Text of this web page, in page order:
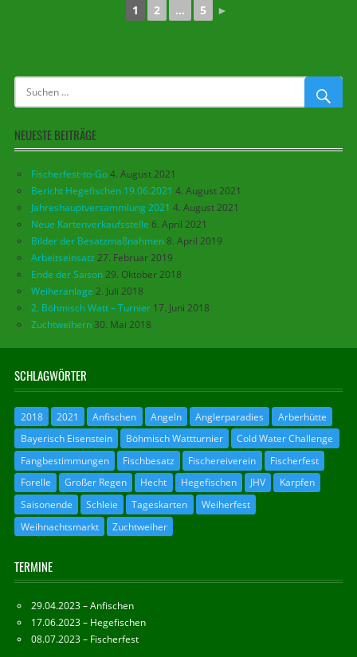
1 2 ... 5 ►
NEUESTE BEITRÄGE
Fischerfest-to-Go 4. August 2021
Bericht Hegefischen 19.06.2021 4. August 2021
Jahreshauptversammlung 2021 4. August 2021
Neue Kartenverkaufsstelle 6. April 2021
Bilder der Besatzmaßnahmen 8. April 2019
Arbeitseinsatz 27. Februar 2019
Ende der Saison 29. Oktober 2018
Weiheranlage 2. Juli 2018
2. Böhmisch Watt – Turnier 17. Juni 2018
Zuchtweihern 30. Mai 2018
SCHLAGWÖRTER
2018 2021 Anfischen Angeln Anglerparadies
Arberhütte
Bayerisch Eisenstein
Böhmisch Wattturnier
Cold Water Challenge
Fangbestimmungen
Fischbesatz Fischereiverein
Fischerfest
Forelle
Großer Regen Hecht Hegefischen JHV
Karpfen
Saisonende
Schleie Tageskarten
Weiherfest
Weihnachtsmarkt
Zuchtweiher
TERMINE
29.04.2023 – Anfischen
17.06.2023 – Hegefischen
08.07.2023 – Fischerfest